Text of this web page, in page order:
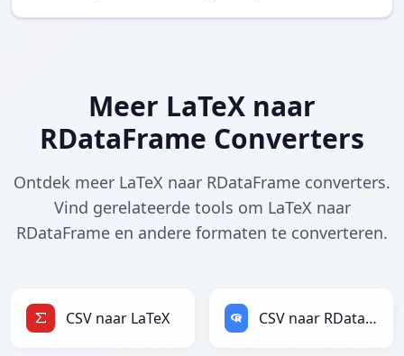
Meer LaTeX naar
RDataFrame Converters
Ontdek meer LaTeX naar RDataFrame converters.
Vind gerelateerde tools om LaTeX naar
RDataFrame en andere formaten te converteren.
CSV naar LaTeX CSV naar RDataFrame